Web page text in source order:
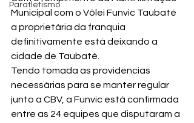
Paratletismo
Municipal com o Vôlei Funvic Taubaté
a proprietária da franquia
definitivamente está deixando a
cidade de Taubaté.
Tendo tomada as providencias
necessárias para se manter regular
junto a CBV, a Funvic está confirmada
entre as 24 equipes que disputaram a